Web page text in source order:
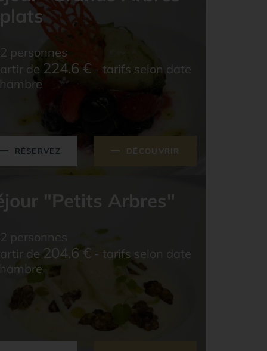
2 personnes
de 224.6 €- tarifs selon date
RÉSERVEZ DÉCOUVRIR
"Petits Arbres"
2 personnes
de 204.6€- tarifs selon date